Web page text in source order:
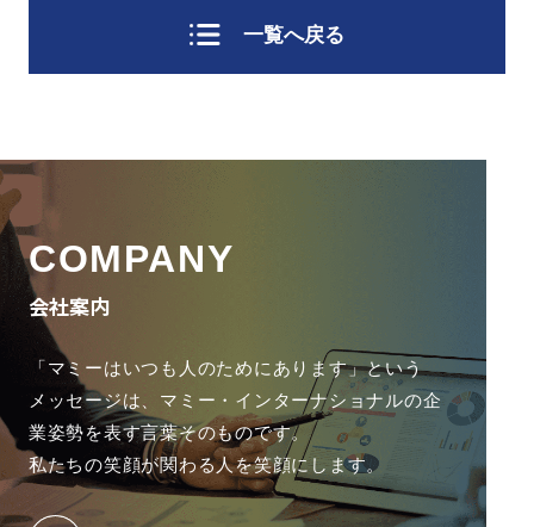
一覧へ戻る
COMPANY
会社案内
「マミーはいつも人のためにあります」という
メッセージは、 マミー・インターナショナルの企
業姿勢を表す言葉そのものです。
私たちの笑顔が関わる人を笑顔にします。